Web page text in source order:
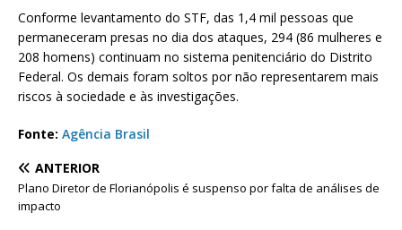
Conforme levantamento do STF, das 1,4 mil pessoas que
permaneceram presas no dia dos ataques, 294 (86 mulheres e
208 homens) continuam no sistema penitenciário do Distrito
Federal. Os demais foram soltos por não representarem mais
riscos à sociedade e às investigações.
Fonte: Agência Brasil
ANTERIOR
Plano Diretor de Florianópolis é suspenso por falta de análises de
impacto